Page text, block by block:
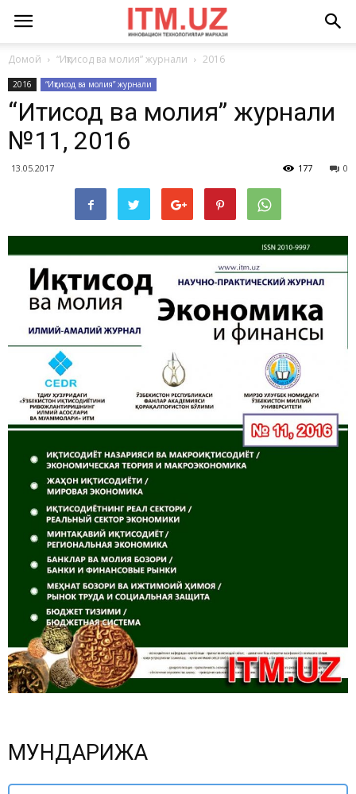
Домой “Иқтисод ва молия” журнали 2016
2016 “Иқтисод ва молия” журнали
“Иқтисод ва молия” журнали
№11, 2016
13.05.2017 0
177
МУНДАРИЖА